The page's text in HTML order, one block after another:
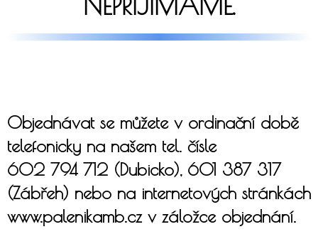
Objednávat se můžete v ordinační době
telefonicky na našem tel. čísle
602 794 712 (Dubicko), 601 387 317
(Zábřeh) nebo na internetových stránkách
www.palenikamb.cz v záložce objednání.